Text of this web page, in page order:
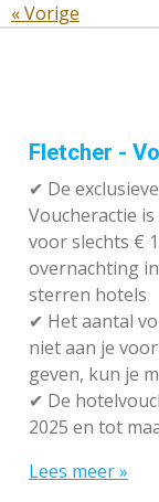
«Vorige
Fletcher -
✔ De
Voucheractie
voor slechts €
overnachting
sterren hotels
✔ Het aantal
niet aan je
geven, kun je
✔ De
2025 en tot
Lees meer »